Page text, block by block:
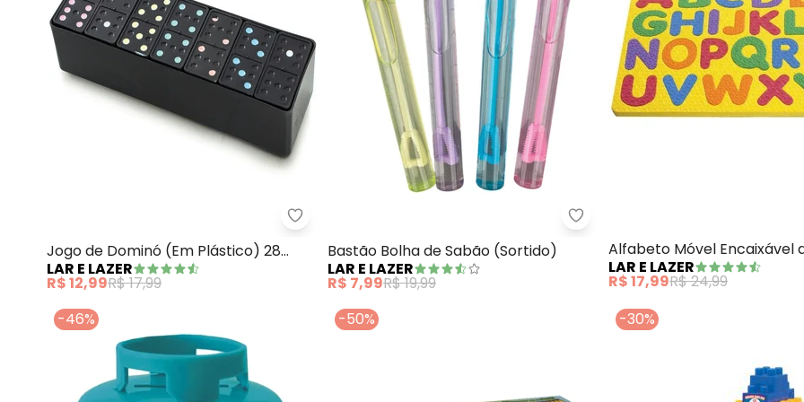
Lar e Lazer - Jogo de Dominó (Em Plástico) 28 Peças
Jogo de Dominó (Em Plástico) 28
Peças
LAR E LAZER
R$ 12,99R$ 17,99
Lar e Lazer - Bastão Bolha de
Bastão Bolha de Sabão (Sortido)
LAR E LAZER
R$ 7,99R$ 19,99
Alfabeto Móvel Encaixável
LAR E LAZER
R$ 17,99R$ 24,99
-46%
-50% -30%